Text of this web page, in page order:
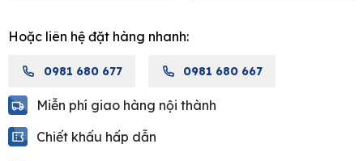
Hoặc liên hệ đặt hàng nhanh:
0981 680 677 0981 680 667
Miễn phí giao hàng nội thành
Chiết khấu hấp dẫn